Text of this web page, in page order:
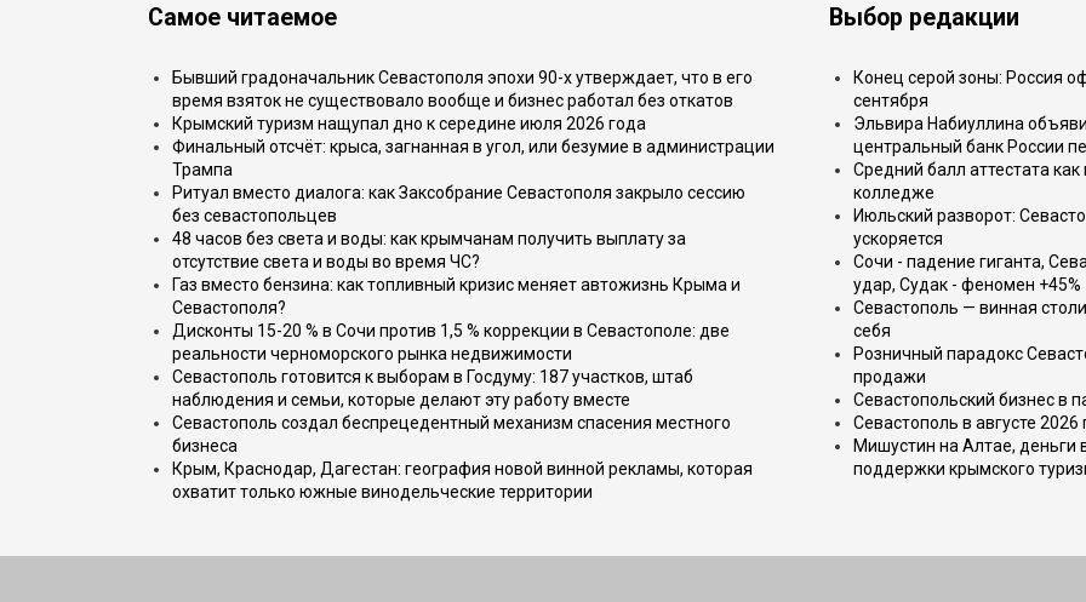
Самое читаемое
Бывший градоначальник Севастополя эпохи 90-х утверждает, что в его
время взяток не существовало вообще и бизнес работал без откатов
Крымский туризм нащупал дно к середине июля 2026 года
Финальный отсчёт: крыса, загнанная в угол, или безумие в администрации
Трампа
Ритуал вместо диалога: как Заксобрание Севастополя закрыло сессию
без севастопольцев
48 часов без света и воды: как крымчанам получить выплату за
отсутствие света и воды во время ЧС?
Газ вместо бензина: как топливный кризис меняет автожизнь Крыма и
Севастополя?
Дисконты 15-20 % в Сочи против 1,5 % коррекции в Севастополе: две
реальности черноморского рынка недвижимости
Севастополь готовится к выборам в Госдуму: 187 участков, штаб
наблюдения и семьи, которые делают эту работу вместе
Севастополь создал беспрецедентный механизм спасения местного
бизнеса
Крым, Краснодар, Дагестан: география новой винной рекламы, которая
охватит только южные винодельческие территории
Выбор редакции
Конец серой зоны: Россия
сентября
Эльвира Набиуллина
центральный банк России
Средний балл аттестата
колледже
Июльский разворот:
ускоряется
Сочи - падение гиганта,
удар, Судак - феномен +45%
Севастополь — винная
себя
Розничный парадокс
продажи
Севастопольский бизнес в
Севастополь в августе
Мишустин на Алтае, деньги
поддержки крымского